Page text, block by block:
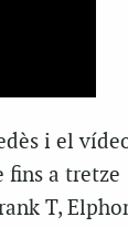
i el
fins a tretze
T,